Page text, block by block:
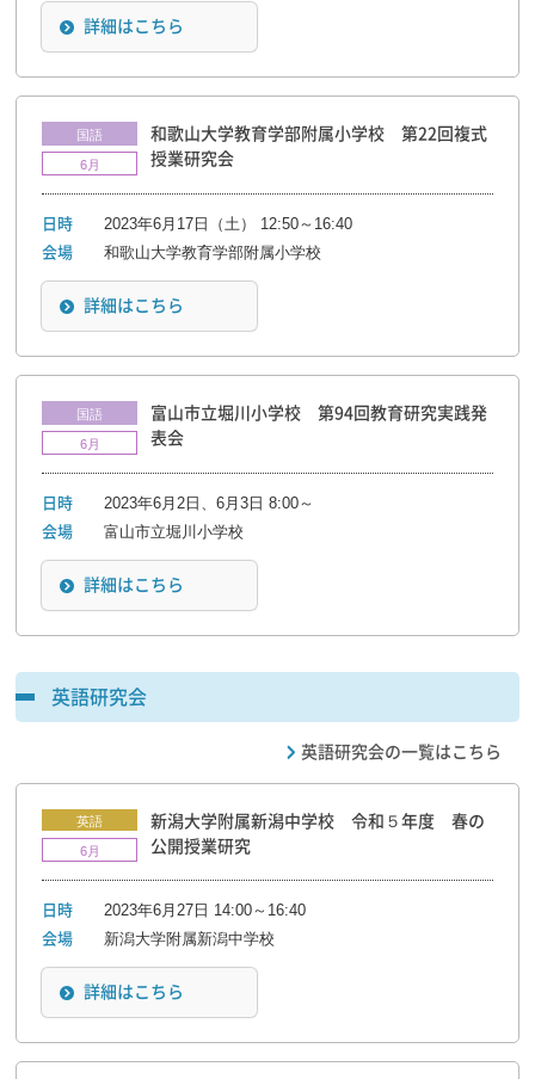
詳細はこちら
国語
6月
和歌山大学教育学部附属小学校 第22回複式
授業研究会
日時 2023年6月17日（土） 12:50～16:40
会場 和歌山大学教育学部附属小学校
詳細はこちら
国語
6月
富山市立堀川小学校 第94回教育研究実践発
表会
日時 2023年6月2日、6月3日 8:00～
会場 富山市立堀川小学校
詳細はこちら
英語研究会
英語研究会の一覧はこちら
英語
6月
新潟大学附属新潟中学校 令和５年度 春の
公開授業研究
日時 2023年6月27日 14:00～16:40
会場 新潟大学附属新潟中学校
詳細はこちら